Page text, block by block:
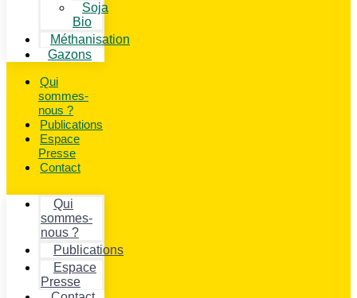
Soja
Bio
Méthanisation
Gazons
Qui
sommes-
nous ?
Publications
Espace
Presse
Contact
Qui
sommes-
nous ?
Publications
Espace
Presse